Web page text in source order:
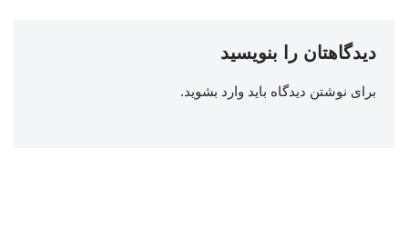
دیدگاهتان را بنویسید
برای نوشتن دیدگاه باید وارد بشوید.